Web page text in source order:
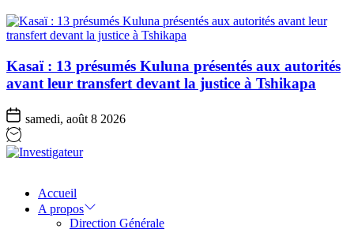
Kasaï : 13 présumés Kuluna présentés aux autorités
avant leur transfert devant la justice à Tshikapa
samedi, août 8 2026
Accueil
A propos
Direction Générale